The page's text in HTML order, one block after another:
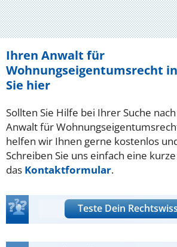
Ihren Anwalt für
Wohnungseigentumsrecht
Sie hier
Sollten Sie Hilfe bei Ihrer Suche
Anwalt für
helfen wir Ihnen gerne kostenlos
Schreiben Sie uns einfach eine
das Kontaktformular.
Teste Dein